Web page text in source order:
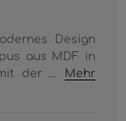
Design
aus MDF in
der ...
Mehr